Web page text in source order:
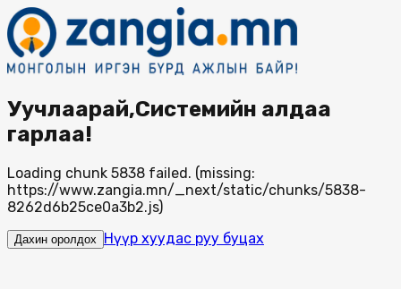
Уучлаарай,Системийн алдаа
гарлаа!
Loading chunk 5838 failed. (missing:
https://www.zangia.mn/_next/static/chunks/5838-
8262d6b25ce0a3b2.js)
Дахин оролдох Нүүр хуудас руу буцах